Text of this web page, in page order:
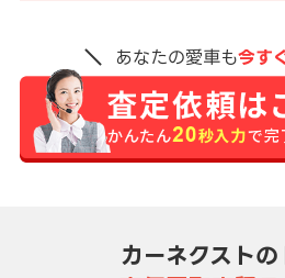
あなたの愛車も今す
カーネクスト